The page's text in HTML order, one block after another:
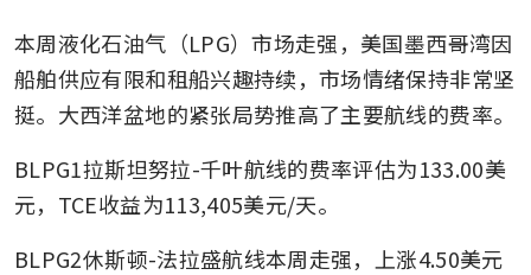
本周液化石油气（LPG）市场走强，美国墨西哥湾因
船舶供应有限和租船兴趣持续，市场情绪保持非常坚
挺。大西洋盆地的紧张局势推高了主要航线的费率。
BLPG1拉斯坦努拉-千叶航线的费率评估为133.00美
元，TCE收益为113,405美元/天。
BLPG2休斯顿-法拉盛航线本周走强，上涨4.50美元